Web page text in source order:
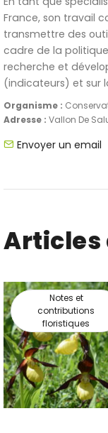
France, son travail
transmettre des
cadre de la
recherche et
(indicateurs) et sur
Organisme :
Adresse : Vallon De
Envoyer un email
Articles
Notes et
contributions
floristiques